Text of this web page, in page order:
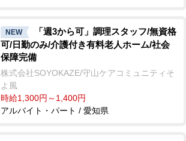
NEW
「週3から可」調理スタッフ/無資格
可/日勤のみ/介護付き有料老人ホーム/社会
保障完備
株式会社SOYOKAZE/守山ケアコミュニティそ
よ風
時給1,300円～1,400円
アルバイト・パート / 愛知県